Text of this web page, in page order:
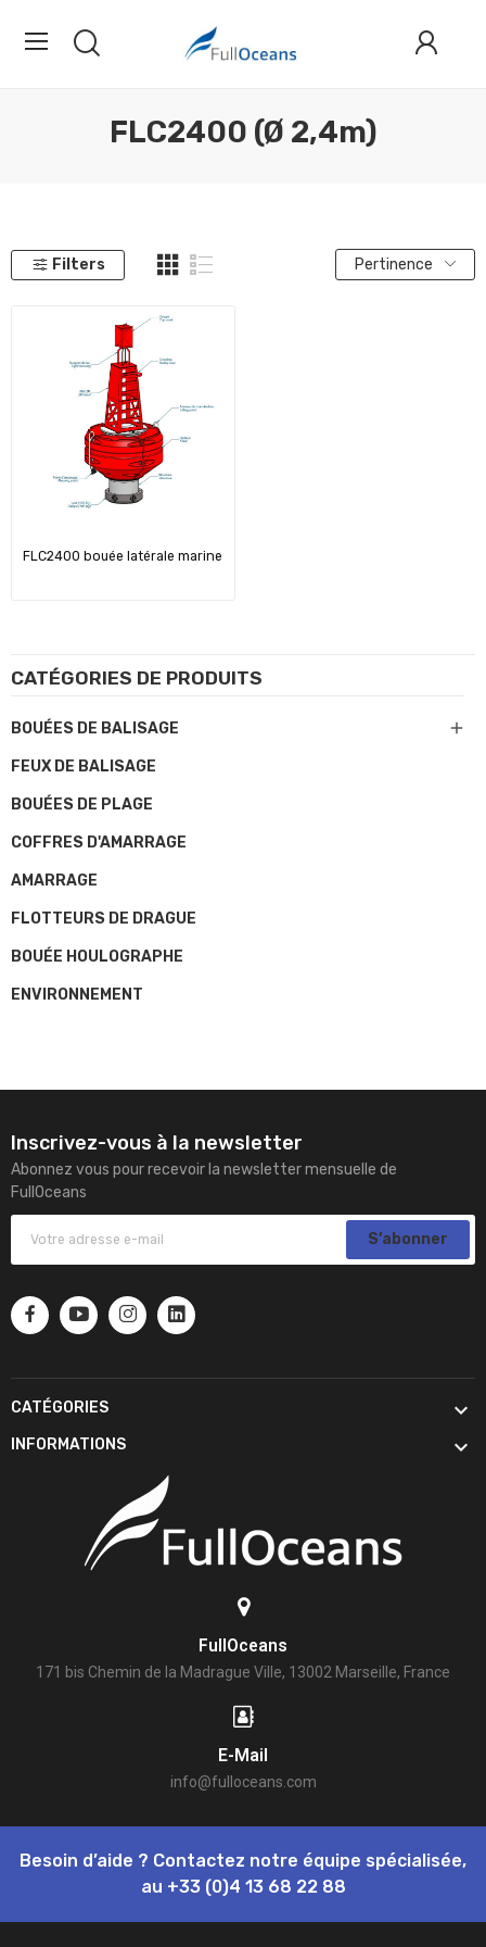
FLC2400 (Ø 2,4m)
CATÉGORIES DE PRODUITS
BOUÉES DE BALISAGE 
FEUX DE BALISAGE
BOUÉES DE PLAGE
COFFRES D'AMARRAGE
AMARRAGE
FLOTTEURS DE DRAGUE
BOUÉE HOULOGRAPHE
ENVIRONNEMENT
Filters Pertinence
FLC2400 bouée latérale marine
Inscrivez-vous à la newsletter
Abonnez vous pour recevoir la newsletter mensuelle de
FullOceans
S’abonner
CATÉGORIES 
INFORMATIONS 
FullOceans
171 bis Chemin de la Madrague Ville, 13002 Marseille, France
E-Mail
info@fulloceans.com
Besoin d’aide ? Contactez notre équipe spécialisée,
au +33 (0)4 13 68 22 88